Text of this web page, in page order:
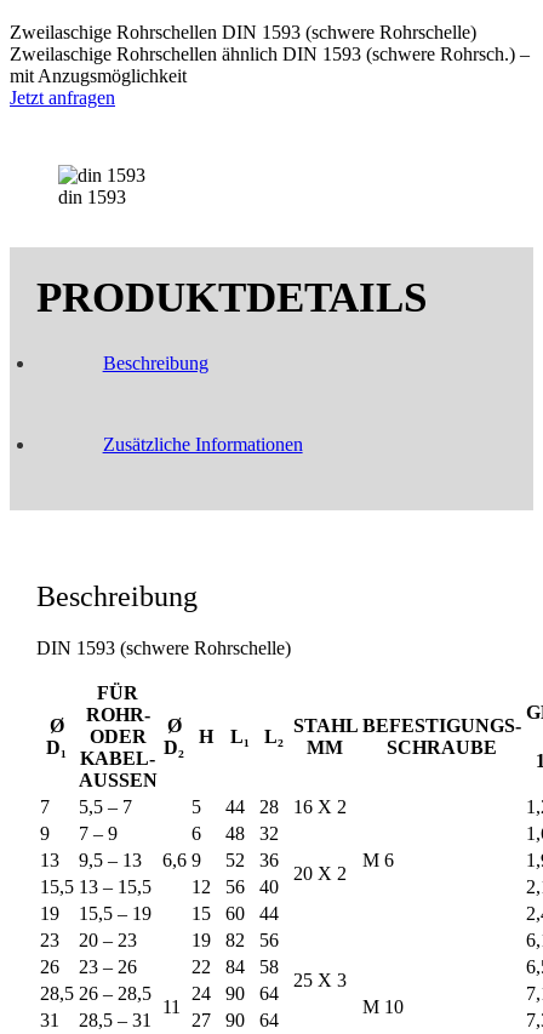
Zweilaschige Rohrschellen DIN 1593 (schwere Rohrschelle)
Zweilaschige Rohrschellen ähnlich DIN 1593 (schwere Rohrsch.) –
mit Anzugsmöglichkeit
Jetzt anfragen
din 1593
Beschreibung
Zusätzliche Informationen
Beschreibung
DIN 1593 (schwere Rohrschelle)
Ø
D₁
FÜR
ROHR-
ODER
KABEL-
AUSSEN
Ø
D₂
H L₁ L₂
STAHL
MM
BEFESTIGUNGS-
SCHRAUBE
7 5,5 – 7
6,6
5 44 28 16 X 2
M 6
9
7 – 9 6 48
32
20 X 2
13
9,5 – 13 9 52 36
15,5 13 – 15,5 12 56 40
19
15,5 – 19 15 60 44
23
20 – 23
11
19 82
56
25 X 3
M 10
26
23 – 26 22 84 58
28,5 26 – 28,5 24 90 64
31
28,5 – 31 27 90 64